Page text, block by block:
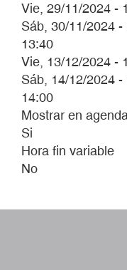
Vie, 29/11/2024 -
Sáb, 30/11/2024 -
13:40
Vie, 13/12/2024 -
Sáb, 14/12/2024 -
14:00
Mostrar en
Si
Hora fin variable
No